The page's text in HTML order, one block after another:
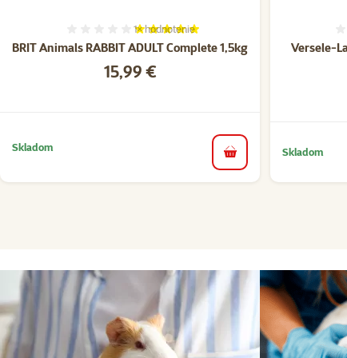
BRIT Animals RABBIT ADULT Complete 1,5kg
Hodnotenie 100%, počet hodnotení: 1
1×hodnotenie
Cena
15,99 €
Skladom
do košíka
Versele-
Skladom